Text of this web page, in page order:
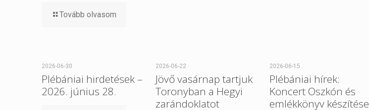
Tovább olvasom
2026-06-30
Plébániai hirdetések –
2026. június 28.
2026-06-22
Jövő vasárnap tartjuk
Toronyban a Hegyi
zarándoklatot
2026-06-15
Plébániai hírek:
Koncert Oszkón és
emlékkönyv készítése